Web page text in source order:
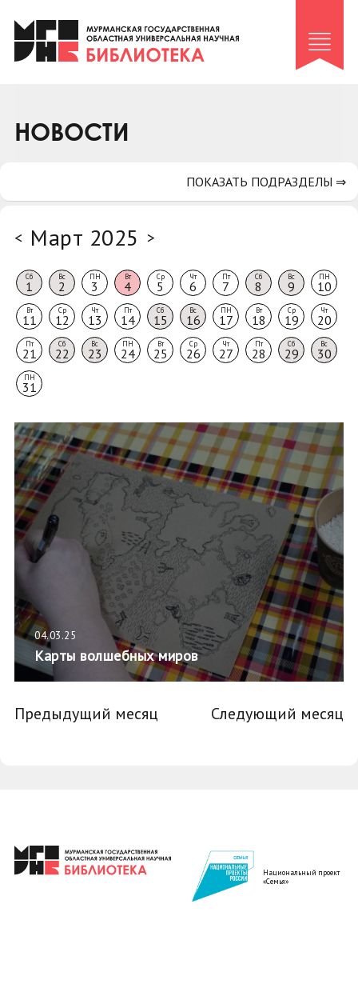
Клуб «Гиря и сельдерей»
Клуб «Семейный архив»
Коллегам
НОВОСТИ
< Март 2025 >
Сб
1
Вс
2
ПН
3
Вт
4
Ср
5
Чт
6
Пт
7
Сб
8
Вс
9
ПН
10
Вт
11
Ср
12
Чт
13
Пт
14
Сб
15
Вс
16
ПН
17
Вт
18
Ср
19
Чт
20
Пт
21
Сб
22
Вс
23
ПН
24
Вт
25
Ср
26
Чт
27
Пт
28
Сб
29
Вс
30
ПН
31
04.03.25
Карты волшебных миров
Предыдущий месяц Следующий месяц
ПОКАЗАТЬ ПОДРАЗДЕЛЫ ⇒
Национальный проект
«Семья»